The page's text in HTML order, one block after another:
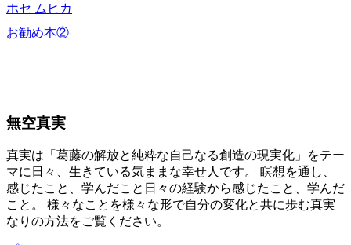
ホセ ムヒカ
お勧め本②
無空真実
真実は「葛藤の解放と純粋な自己なる創造の現実化」をテー
マに日々、生きている気ままな幸せ人です。 瞑想を通し、
感じたこと、学んだこと日々の経験から感じたこと、学んだ
こと。 様々なことを様々な形で自分の変化と共に歩む真実
なりの方法をご覧ください。